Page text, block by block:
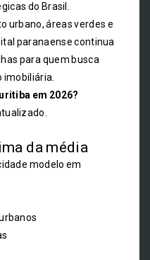
do Brasil.
urbano, áreas verdes e
paranaense continua
para quem busca
imobiliária.
em 2026?
da média
modelo em